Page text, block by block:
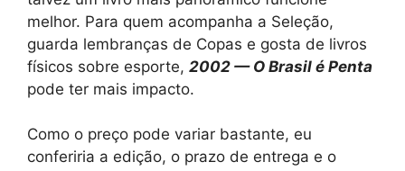
melhor. Para quem acompanha a Seleção,
guarda lembranças de Copas e gosta de livros
físicos sobre esporte, 2002 — O Brasil é Penta
pode ter mais impacto.
Como o preço pode variar bastante, eu
conferiria a edição, o prazo de entrega e o